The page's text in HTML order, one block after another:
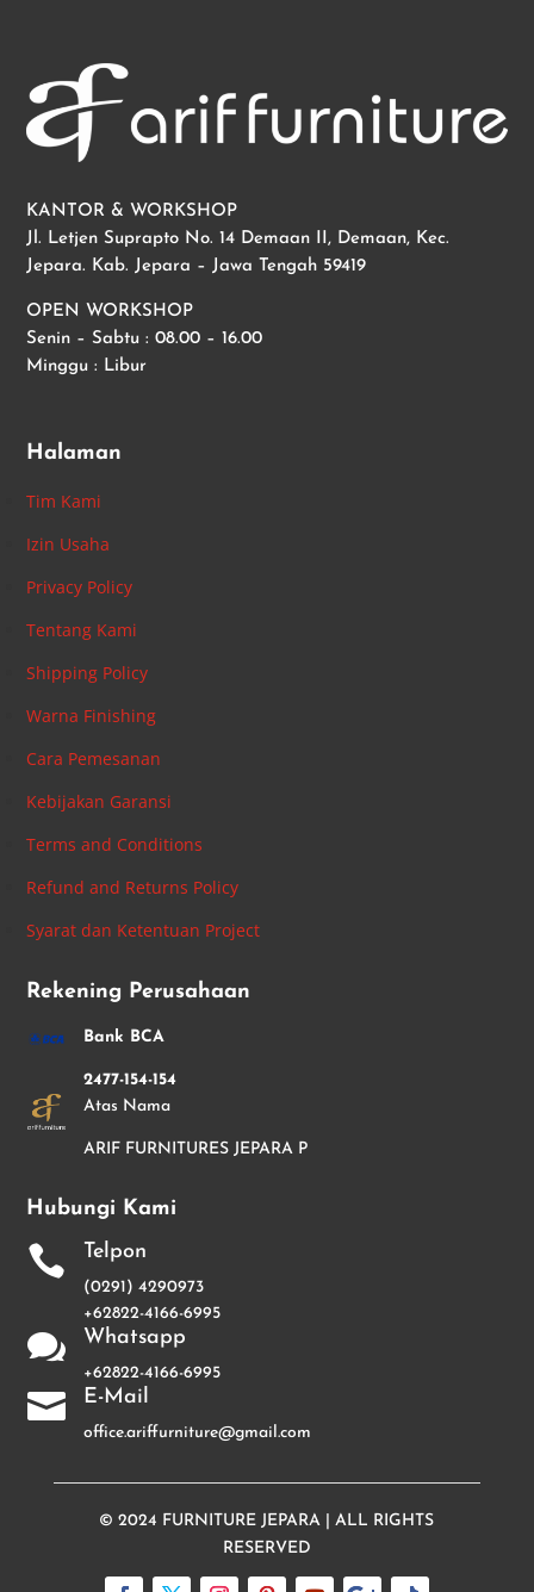
KANTOR & WORKSHOP
Jl. Letjen Suprapto No. 14 Demaan II, Demaan, Kec.
Jepara. Kab. Jepara – Jawa Tengah 59419
OPEN WORKSHOP
Senin – Sabtu : 08.00 – 16.00
Minggu : Libur
Halaman
Tim Kami
Izin Usaha
Privacy Policy
Tentang Kami
Shipping Policy
Warna Finishing
Cara Pemesanan
Kebijakan Garansi
Terms and Conditions
Refund and Returns Policy
Syarat dan Ketentuan Project
Rekening Perusahaan
Bank BCA
2477-154-154
Atas Nama
ARIF FURNITURES JEPARA P
Hubungi Kami
 Telpon
(0291) 4290973
+62822-4166-6995
 Whatsapp
+62822-4166-6995
 E-Mail
office.ariffurniture@gmail.com
© 2024 FURNITURE JEPARA | ALL RIGHTS
RESERVED